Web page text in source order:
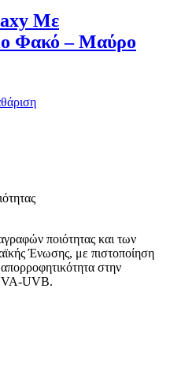
Mε
Φακό – Μαύρο
ποιότητας και των
Ένωσης, με πιστοποίηση
στην
UVB.